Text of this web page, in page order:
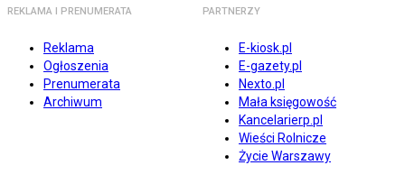
REKLAMA I PRENUMERATA
Reklama
Ogłoszenia
Prenumerata
Archiwum
PARTNERZY
E-kiosk.pl
E-gazety.pl
Nexto.pl
Mała księgowość
Kancelarierp.pl
Wieści Rolnicze
Życie Warszawy